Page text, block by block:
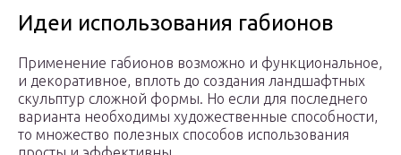
Идеи использования габионов
Применение габионов возможно и функциональное,
и декоративное, вплоть до создания ландшафтных
скульптур сложной формы. Но если для последнего
варианта необходимы художественные способности,
то множество полезных способов использования